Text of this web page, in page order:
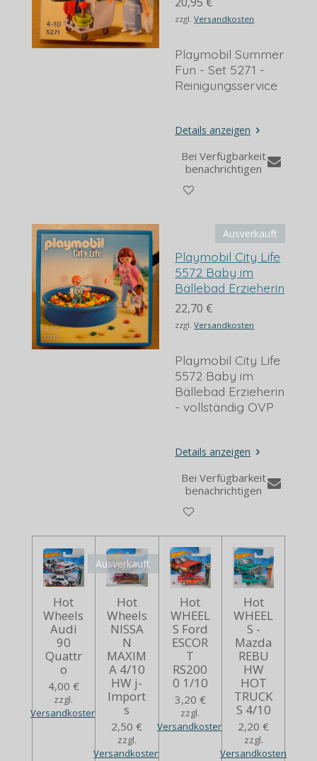
zzgl.Versandkosten
Playmobil Summer
Fun - Set 5271 -
Reinigungsservice
Details anzeigen
Bei Verfügbarkeit
benachrichtigen
Ausverkauft
Playmobil City Life
5572 Baby im
Bällebad Erzieherin
22,70 €
zzgl.Versandkosten
Playmobil City Life
5572 Baby im
Bällebad Erzieherin
- vollständig OVP
Details anzeigen
Bei Verfügbarkeit
benachrichtigen
Hot
Wheels
Audi
90
Quattr
o
4,00 €
zzgl.
Versandkosten
Ausverkauft
Hot
Wheels
NISSA
N
MAXIM
A 4/10
HW j-
Import
s
2,50 €
zzgl.
Versandkosten
Hot
WHEEL
S Ford
ESCOR
T
RS200
0 1/10
3,20 €
zzgl.
Versandkosten
Hot
WHEEL
S -
Mazda
REBU
HW
HOT
TRUCK
S 4/10
2,20 €
zzgl.
Versandkosten